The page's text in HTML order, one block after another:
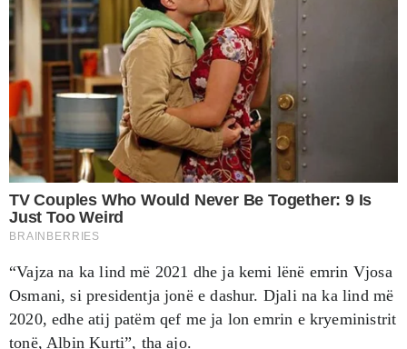
“Vajza na ka lind më 2021 dhe ja kemi lënë emrin Vjosa
Osmani, si presidentja jonë e dashur. Djali na ka lind më
2020, edhe atij patëm qef me ja lon emrin e kryeministrit
tonë, Albin Kurti”, tha ajo.